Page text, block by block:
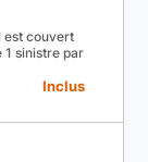
est couvert
1 sinistre par
Inclus